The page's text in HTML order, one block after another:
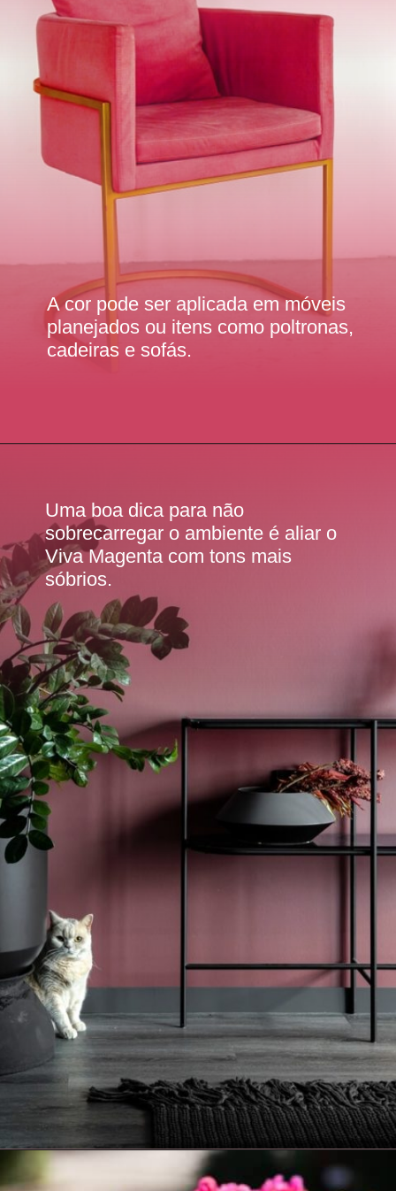
A cor pode ser aplicada em móveis
planejados ou itens como poltronas,
cadeiras e sofás.
Uma boa dica para não
sobrecarregar o ambiente é aliar o
Viva Magenta com tons mais